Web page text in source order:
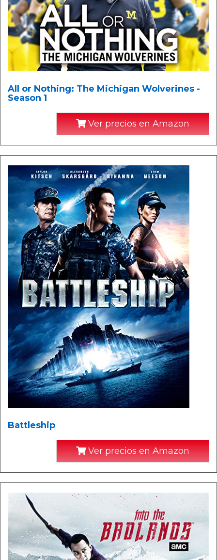
All or Nothing: The Michigan Wolverines -
Season 1
Ver precios en Amazon
Battleship
Ver precios en Amazon